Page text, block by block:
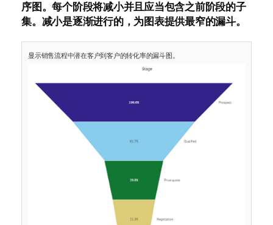
序图。每个阶段将减小并且应当包含之前阶段的子
集。减小是逐渐进行的，为图表提供最窄的漏斗。
显示销售流程中潜在客户到客户的转化率的漏斗图。